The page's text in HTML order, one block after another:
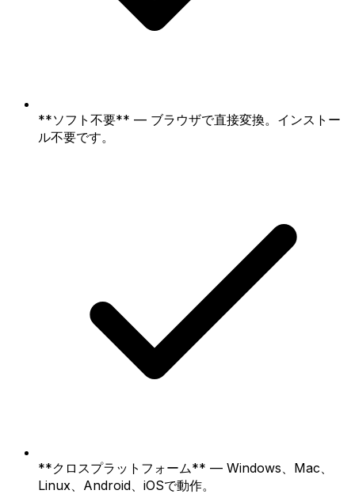
**ソフト不要** — ブラウザで直接変換。インストー
ル不要です。
**クロスプラットフォーム** — Windows、Mac、
Linux、Android、iOSで動作。